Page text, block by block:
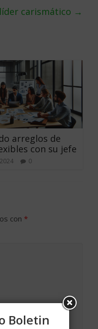
carismático →
arreglos de
con su jefe
0
con *
Boletin